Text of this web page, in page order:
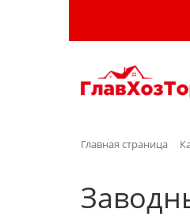
Главная страница